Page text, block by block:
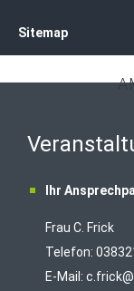
Sitemap
Ihr
Frau C. Frick
Telefon:
E-Mail: